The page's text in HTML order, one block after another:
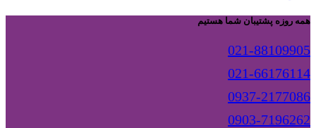
همه روزه پشتیبان شما هستیم
021-88109905
021-66176114
0937-2177086
0903-7196262